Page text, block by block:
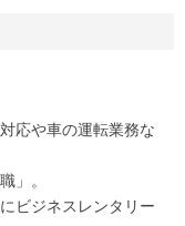
応や車の運転業務な
」。
ビジネスレンタリー